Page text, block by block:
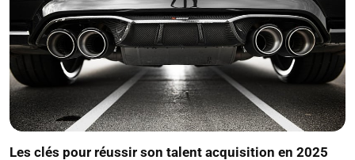
Les clés pour réussir son talent acquisition en 2025